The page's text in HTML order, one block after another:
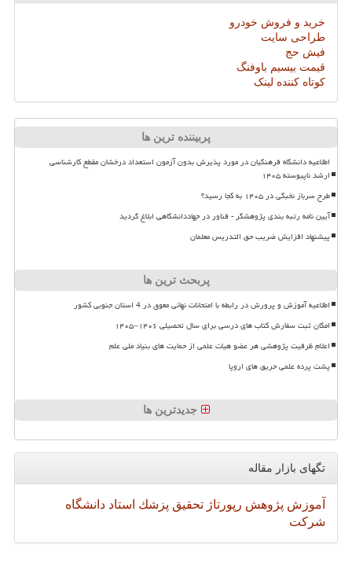
خرید و فروش خودرو
طراحی سایت
فیش حج
قیمت بیسیم باوفنگ
کوتاه کننده لینک
پربیننده ترین ها
اطلاعیه دانشگاه فرهنگیان در مورد پذیرش بدون آزمون استعداد درخشان مقطع کارشناسی
ارشد ناپیوسته ۱۴۰۵
طرح سرباز نخبگی در ۱۴۰۵ به کجا رسید؟
آیین نامه رتبه بندی پژوهشگر - فناور در جهاددانشگاهی ابلاغ گردید
پیشنهاد افزایش ضریب حق التدریس معلمان
پربحث ترین ها
اطلاعیه آموزش و پرورش در رابطه با امتحانات نهائی معوق در 4 استان جنوبی کشور
امکان ثبت سفارش کتاب های درسی برای سال تحصیلی ۱۴۰۶–۱۴۰۵
اعلام ظرفیت پژوهشی هر عضو هیات علمی از حمایت های بنیاد ملی علم
پشت پرده علمی حریق های اروپا
جدیدترین ها
تگهای بازار مقاله
آموزش پژوهش رپورتاژ تحقیق پزشك استاد دانشگاه
شركت